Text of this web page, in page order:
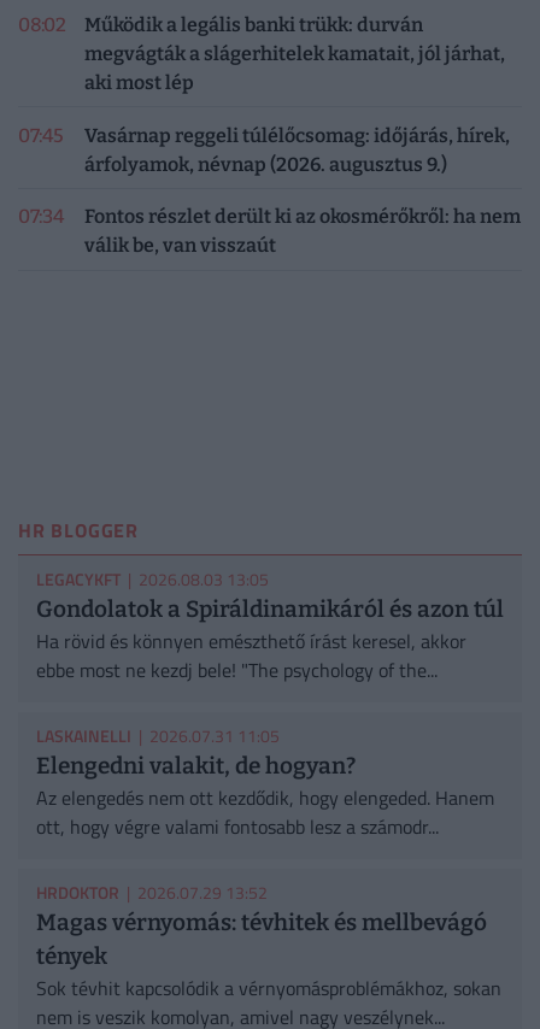
08:02
Működik a legális banki trükk: durván
megvágták a slágerhitelek kamatait, jól járhat,
aki most lép
07:45
Vasárnap reggeli túlélőcsomag: időjárás, hírek,
árfolyamok, névnap (2026. augusztus 9.)
07:34
Fontos részlet derült ki az okosmérőkről: ha nem
válik be, van visszaút
HR BLOGGER
LEGACYKFT | 2026.08.03 13:05
Gondolatok a Spiráldinamikáról és azon túl
Ha rövid és könnyen emészthető írást keresel, akkor
ebbe most ne kezdj bele! "The psychology of the...
LASKAINELLI | 2026.07.31 11:05
Elengedni valakit, de hogyan?
Az elengedés nem ott kezdődik, hogy elengeded. Hanem
ott, hogy végre valami fontosabb lesz a számodr...
HRDOKTOR | 2026.07.29 13:52
Magas vérnyomás: tévhitek és mellbevágó
tények
Sok tévhit kapcsolódik a vérnyomásproblémákhoz, sokan
nem is veszik komolyan, amivel nagy veszélynek...